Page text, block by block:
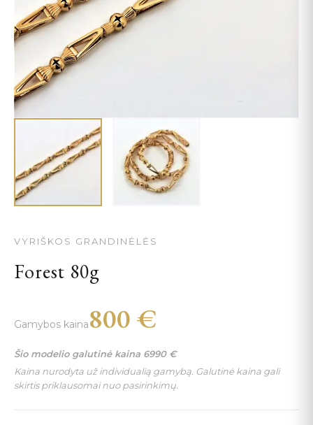
VYRIŠKOS GRANDINĖLĖS
Forest 80g
Gamybos kaina800 €
Šio modelio galutinė kaina 6990 €
Kaina nurodyta už individualią gamybą. Galutinė kaina gali
skirtis priklausomai nuo pasirinkimų.